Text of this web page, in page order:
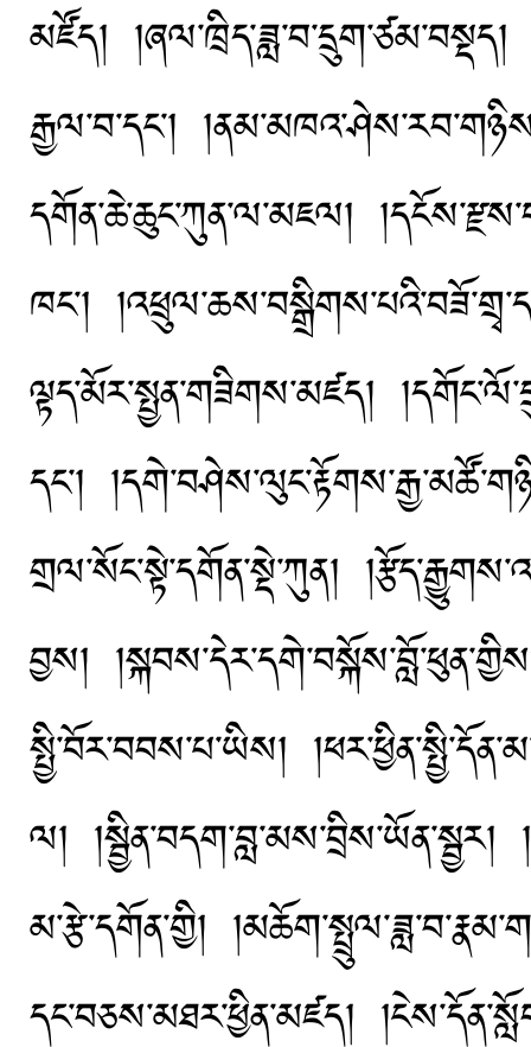
མཛོད། །ཞལ་ཁྲིད་ཟླ་བ་དྲུག་ཙམ་བསྡད།
རྒྱལ་བ་དང་།
དགོན་ཆེ་ཆུང་ཀུན་ལ་མཇལ།
ཁང་།
ལྟད་མོར་སྤྱན་གཟིགས་མཛད།
དང་།
གྲལ་སོང་སྟེ་དགོན་སྡེ་ཀུན།
བྱས།
སྤྱི་བོར་བབས་པ་ཡིས།
ལ། །སྦྱིན་བདག་བླ་མས་བྲིས་ཡོན་སྦྱར།
མ་རྩེ་དགོན་གྱི།
དང་བཅས་མཐར་ཕྱིན་མཛད།